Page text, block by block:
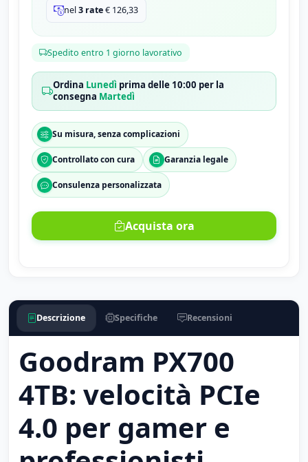
nel3 rate€ 126,33
Spedito entro 1 giorno lavorativo
Ordina Lunedì prima delle 10:00 per la
consegna Martedì
Su misura, senza complicazioni
Controllato con cura Garanzia legale
Consulenza personalizzata
Acquista ora
Descrizione Specifiche Recensioni
Goodram PX700
4TB: velocità PCIe
4.0 per gamer e